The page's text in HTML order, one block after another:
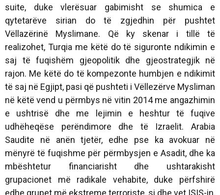
suite, duke vlerësuar gabimisht se shumica e
qytetarëve sirian do të zgjedhin për pushtet
Vëllazërinë Myslimane. Që ky skenar i tillë të
realizohet, Turqia me këtë do të siguronte ndikimin e
saj të fuqishëm gjeopolitik dhe gjeostrategjik në
rajon. Me këtë do të kompezonte humbjen e ndikimit
të saj në Egjipt, pasi që pushteti i Vëllezërve Mysliman
në këtë vend u përmbys në vitin 2014 me angazhimin
e ushtrisë dhe me lejimin e heshtur të fuqive
udhëheqëse perëndimore dhe të Izraelit. Arabia
Saudite në anën tjetër, edhe pse ka avokuar në
mënyrë të fuqishme për përmbysjen e Asadit, dhe ka
mbështetur financiarisht dhe ushtarakisht
grupacionet më radikale vehabite, duke përfshirë
edhe grupet më ekstreme terroriste, si dhe vet ISIS-in,